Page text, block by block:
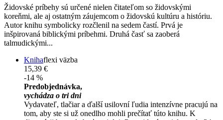
Židovské príbehy sú určené nielen čitateľom so židovskými
koreňmi, ale aj ostatným záujemcom o židovskú kultúru a históriu.
Autor knihu symbolicky rozčlenil na sedem častí. Prvá je
inšpirovaná biblickými príbehmi. Druhá časť sa zaoberá
talmudickými...
Knihaflexi väzba
15,39 €
-14 %
Predobjednávka,
vychádza o tri dni
Vydavateľ, tlačiar a ďalší usilovní ľudia intenzívne pracujú na
tom, aby ste si už onedlho mohli prečítať túto knihu. K